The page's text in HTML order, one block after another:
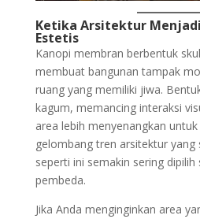
Ketika Arsitektur
Estetis
Kanopi membran berbentuk
membuat bangunan tampak
ruang yang memiliki jiwa.
kagum, memancing interaksi
area lebih menyenangkan
gelombang tren arsitektur yang
seperti ini semakin sering dipilih
pembeda.
Jika Anda menginginkan area